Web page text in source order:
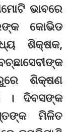
ଭାବରେ
କୋଭିଡ
ଶିକ୍ଷକ,
ଶିକ୍ଷଣ
। ଦିବସଙ୍କ
ମିଳିତ